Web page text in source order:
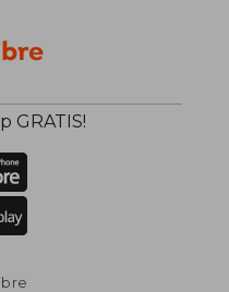
GRATIS!